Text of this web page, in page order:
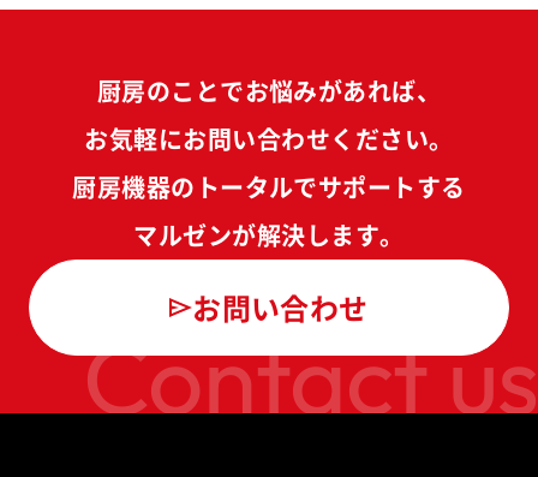
Contact us
厨房のことでお悩みがあれば、
お気軽にお問い合わせください。
厨房機器のトータルでサポートする
マルゼンが解決します。
お問い合わせ